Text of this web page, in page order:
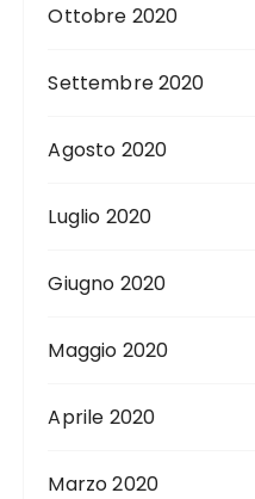
Ottobre 2020
Settembre 2020
Agosto 2020
Luglio 2020
Giugno 2020
Maggio 2020
Aprile 2020
Marzo 2020